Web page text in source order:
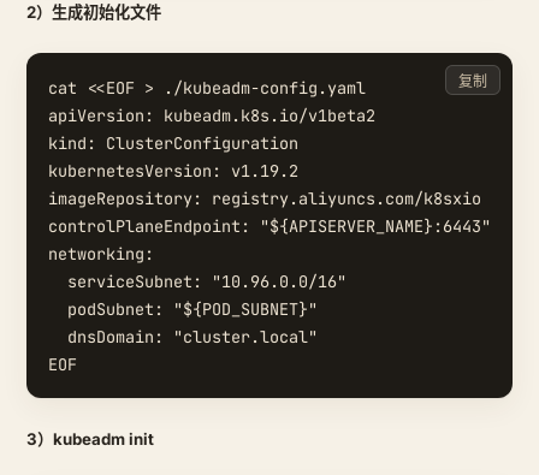
2）生成初始化文件
cat <<EOF > ./kubeadm-config.yaml
apiVersion: kubeadm.k8s.io/v1beta2
kind: ClusterConfiguration
kubernetesVersion: v1.19.2
imageRepository: registry.aliyuncs.com/k8sxio
controlPlaneEndpoint: "${APISERVER_NAME}:6443"
networking:
  serviceSubnet: "10.96.0.0/16"
  podSubnet: "${POD_SUBNET}"
  dnsDomain: "cluster.local"
复制
3）kubeadm init